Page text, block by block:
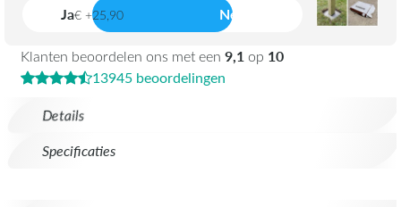
Details
Specificaties
Klanten beoordelen ons met een 9,1 op 10
13945 beoordelingen
Ja€ +25,90 Nee